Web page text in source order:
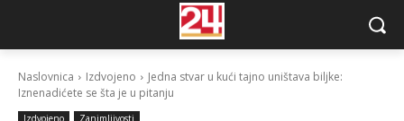
Naslovnica Izdvojeno
Jedna stvar u kući tajno uništava biljke:
Iznenadićete se šta je u pitanju
Izdvojeno Zanimljivosti